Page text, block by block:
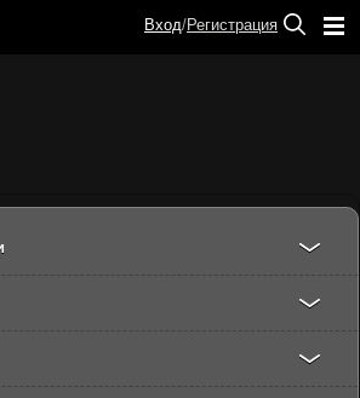
Вход/Регистрация